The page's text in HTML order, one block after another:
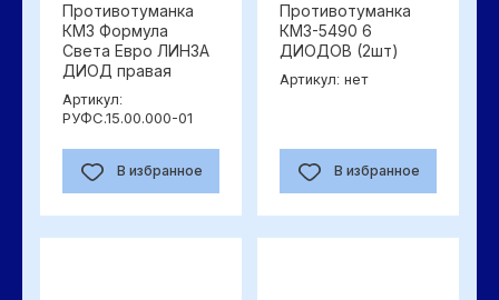
Противотуманка
КМЗ Формула
Света Евро ЛИНЗА
ДИОД правая
Артикул:
РУФС.15.00.000-01
В избранное
Противотуманка
КМЗ-5490 6
ДИОДОВ (2шт)
Артикул: нет
В избранное